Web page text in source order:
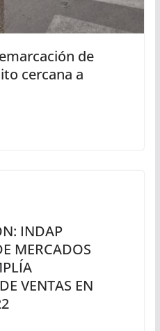
de
cercana a
INDAP
MERCADOS
VENTAS EN